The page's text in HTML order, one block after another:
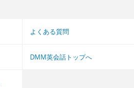
よくある質問
DMM英会話トップへ